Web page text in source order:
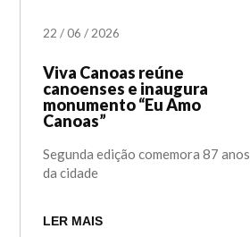
22/06/2026
Viva Canoas reúne
canoenses e inaugura
monumento “Eu Amo
Canoas”
Segunda edição comemora 87 anos
da cidade
LER MAIS